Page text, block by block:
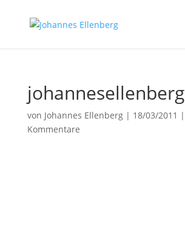
johannesellenberg
von Johannes Ellenberg| 18/03/2011 |
Kommentare